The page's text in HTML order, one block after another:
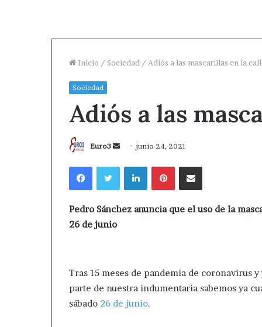
Inicio / Sociedad / Adiós a las mascarillas en la
Sociedad
Adiós a las
Euro3
Send
email
junio 24, 2021
FacebookTwitterLinkedInPinterestCompartir por correo electrónico
Pedro Sánchez anuncia que el uso de la
26 de junio
Tras 15 meses de pandemia de coronavirus
parte de nuestra indumentaria sabemos ya
sábado 26 de junio.